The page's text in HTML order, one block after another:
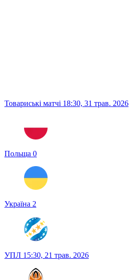
Товариські матчі 18:30, 31 трав. 2026
Польща 0
Україна 2
УПЛ 15:30, 21 трав. 2026